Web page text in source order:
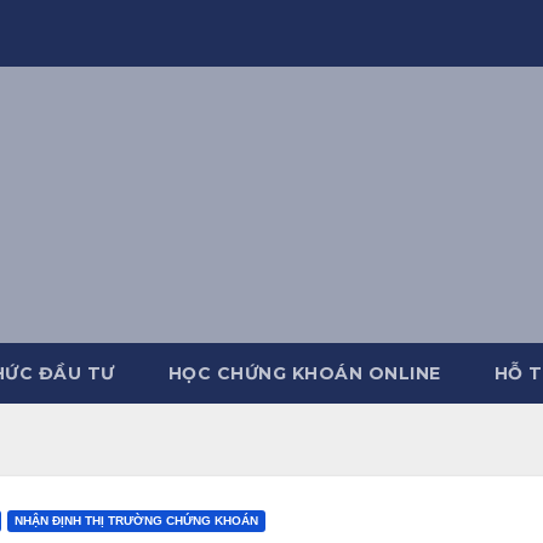
ĐẦU TƯ HỌC CHỨNG KHOÁN ONLINE HỖ
NHẬN ĐỊNH THỊ TRƯỜNG CHỨNG KHOÁN